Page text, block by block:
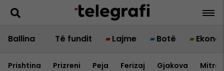
Ballina Të fundit Lajme Botë
Prishtina Prizreni Peja Ferizaj Gjakova